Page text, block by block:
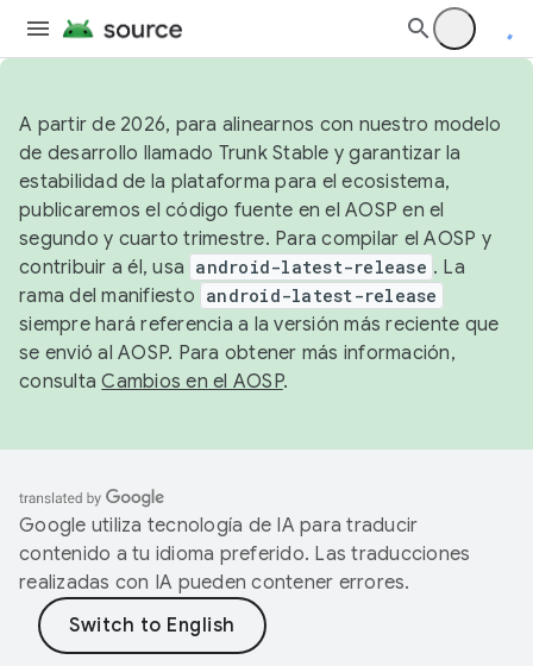
A partir de 2026, para alinearnos con nuestro modelo
de desarrollo llamado Trunk Stable y garantizar la
estabilidad de la plataforma para el ecosistema,
publicaremos el código fuente en el AOSP en el
segundo y cuarto trimestre. Para compilar el AOSP y
contribuir a él, usa android-latest-release . La
rama del manifiesto android-latest-release
siempre hará referencia a la versión más reciente que
se envió al AOSP. Para obtener más información,
consultaCambios en el AOSP.
Google utiliza tecnología de IA para traducir
contenido a tu idioma preferido. Las traducciones
realizadas con IA pueden contener errores.